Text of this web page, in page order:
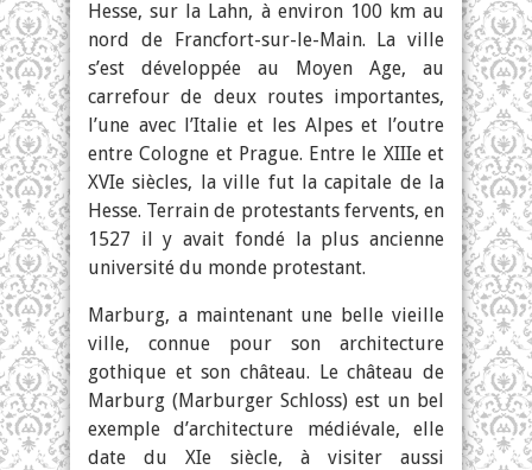
Hesse, sur la Lahn, à environ 100 km au
nord de Francfort-sur-le-Main. La ville
s’est développée au Moyen Age, au
carrefour de deux routes importantes,
l’une avec l’Italie et les Alpes et l’outre
entre Cologne et Prague. Entre le XIIIe et
XVIe siècles, la ville fut la capitale de la
Hesse. Terrain de protestants fervents, en
1527 il y avait fondé la plus ancienne
université du monde protestant.
Marburg, a maintenant une belle vieille
ville, connue pour son architecture
gothique et son château. Le château de
Marburg (Marburger Schloss) est un bel
exemple d’architecture médiévale, elle
date du XIe siècle, à visiter aussi